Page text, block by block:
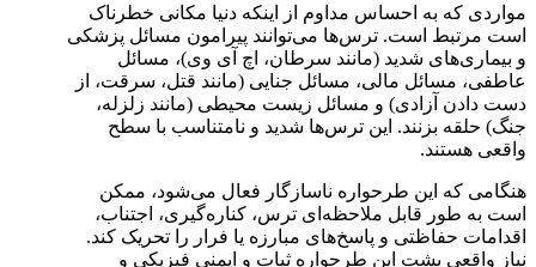
مواردی که به احساس مداوم از اینکه دنیا مکانی خطرناک
است مرتبط است. ترس‌ها می‌توانند پیرامون مسائل پزشکی
و بیماری‌های شدید (مانند سرطان، اچ آی وی)، مسائل
عاطفی، مسائل مالی، مسائل جنایی (مانند قتل، سرقت، از
دست دادن آزادی) و مسائل زیست محیطی (مانند زلزله،
جنگ) حلقه بزنند. این ترس‌ها شدید و نامتناسب با سطح
واقعی هستند.
هنگامی که این طرحواره ناسازگار فعال می‌شود، ممکن
است به طور قابل ملاحظه‌ای ترس، کناره‌گیری، اجتناب،
اقدامات حفاظتی و پاسخ‌های مبارزه یا فرار را تحریک کند.
نیاز واقعی پشت این طرحواره ثبات و ایمنی فیزیکی و